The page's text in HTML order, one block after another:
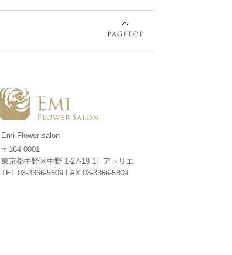
Emi Flower salon
〒164-0001
東京都中野区中野 1-27-19 1F アトリエ
TEL 03-3366-5809 FAX 03-3366-5809